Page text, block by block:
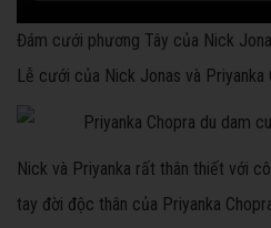
Đám cưới phương Tây của Nick
Lễ cưới của Nick Jonas và Priyanka
Nick và Priyanka rất thân thiết với
tay đời độc thân của Priyanka